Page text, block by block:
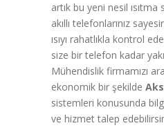
artık bu yeni nesil
akıllı telefonlarınız
ısıyı rahatlıkla kontrol
size bir telefon kadar
Mühendislik firmamızı
ekonomik bir şekilde
sistemleri konusunda
ve hizmet talep